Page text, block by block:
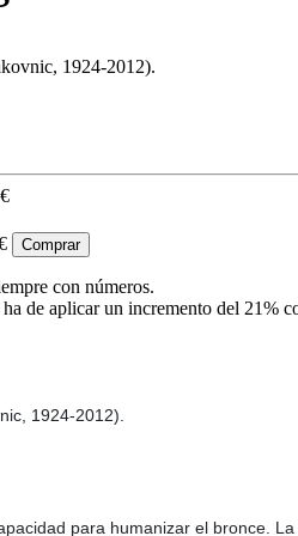
1924-2012).
con números.
ha de aplicar un incremento del
1924-2012).
para humanizar el bronce.